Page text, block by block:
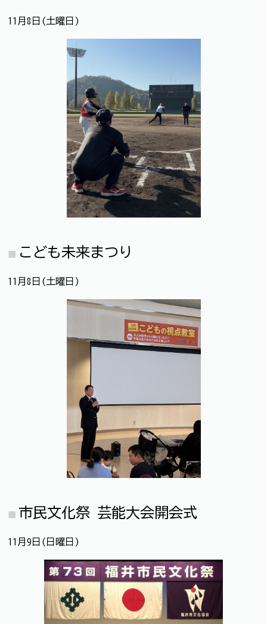
11月8日(土曜日)
こども未来まつり
11月8日(土曜日)
市民文化祭 芸能大会開会式
11月9日(日曜日)